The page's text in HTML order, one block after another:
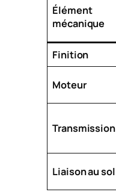
Élément
mécanique
Finition
Moteur
Transmission
Liaison au sol